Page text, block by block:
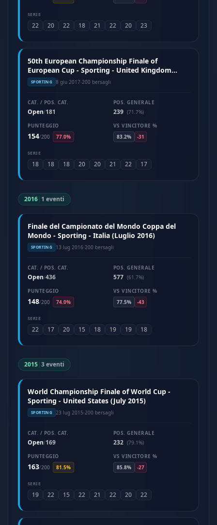
SERIE
22 20 22 18 21 22 20 23
50th European Championship Finale of
European Cup - Sporting - United Kingdom
(June 2017)
SPORTING 8 giu 2017·200 bersagli
CAT. / POS. CAT.
Open/181
POS. GENERALE
239 (71.7%)
PUNTEGGIO
154/200 77.0%
VS VINCITORE %
83.2%
-31
SERIE
18 18 18 20 20 21 22 17
2016| 1 eventi
Finale del Campionato del Mondo Coppa del
Mondo - Sporting - Italia (Luglio 2016)
SPORTING 13 lug 2016·200 bersagli
CAT. / POS. CAT.
Open/436
POS. GENERALE
577 (61.7%)
PUNTEGGIO
148/200 74.0%
VS VINCITORE %
77.5%
-43
SERIE
22 17 20 15 18 19 19 18
2015|3 eventi
World Championship Finale of World Cup -
Sporting - United States (July 2015)
SPORTING 23 lug 2015·200 bersagli
CAT. / POS. CAT.
Open/169
POS. GENERALE
232 (79.1%)
PUNTEGGIO
163/200 81.5%
VS VINCITORE %
85.8%
-27
SERIE
19 22 15 22 21 22 20 22